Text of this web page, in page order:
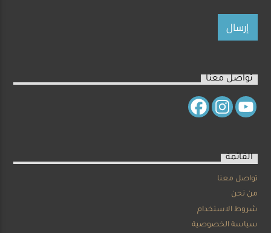
تواصل معنا
القائمة
تواصل معنا
من نحن
شروط الاستخدام
سياسة الخصوصية